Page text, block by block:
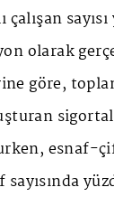
olarak
göre,
esnaf-